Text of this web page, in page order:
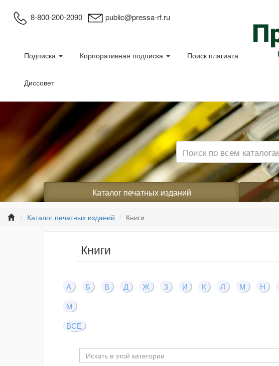
8-800-200-2090 public@pressa-rf.ru
Подписка Корпоративная подписка Поиск плагиата
Диссовет
Каталог печатных изданий
Каталог печатных изданий Книги
Книги
А Б В Д Ж З И К Л М Н
M
ВСЕ